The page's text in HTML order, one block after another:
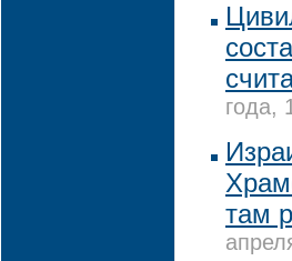
года,
там